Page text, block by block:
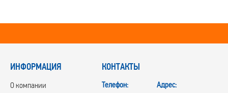
ИНФОРМАЦИЯ
О компании
КОНТАКТЫ
Телефон:
Адрес: